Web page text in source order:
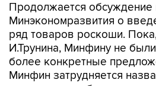
Продолжается обсуждение
Минэкономразвития о
ряд товаров роскоши.
И.Трунина, Минфину не
более конкретные
Минфин затрудняется